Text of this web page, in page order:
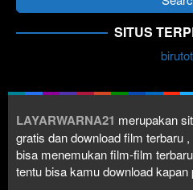
SITUS
LAYARWARNA21 merupakan
gratis dan download film terbaru
bisa menemukan film-film
tentu bisa kamu download kapan